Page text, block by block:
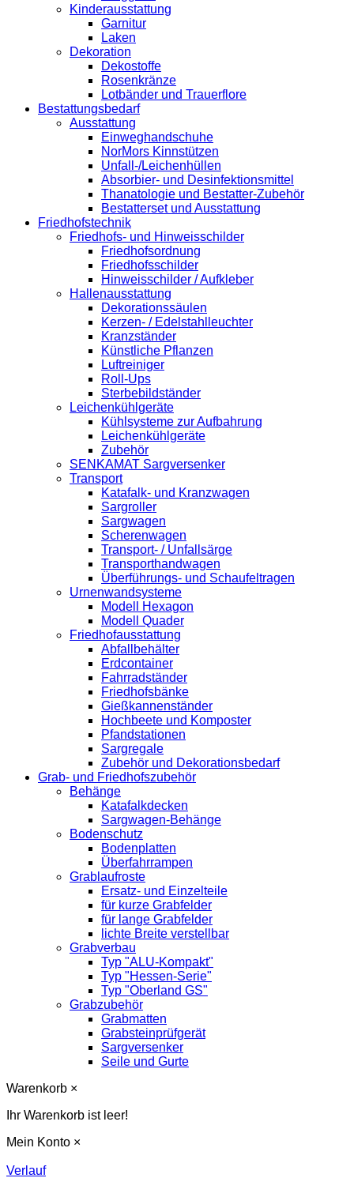
Kinderausstattung
Garnitur
Laken
Dekoration
Dekostoffe
Rosenkränze
Lotbänder und Trauerflore
Bestattungsbedarf
Ausstattung
Einweghandschuhe
NorMors Kinnstützen
Unfall-/Leichenhüllen
Absorbier- und Desinfektionsmittel
Thanatologie und Bestatter-Zubehör
Bestatterset und Ausstattung
Friedhofstechnik
Friedhofs- und Hinweisschilder
Friedhofsordnung
Friedhofsschilder
Hinweisschilder / Aufkleber
Hallenausstattung
Dekorationssäulen
Kerzen- / Edelstahlleuchter
Kranzständer
Künstliche Pflanzen
Luftreiniger
Roll-Ups
Sterbebildständer
Leichenkühlgeräte
Kühlsysteme zur Aufbahrung
Leichenkühlgeräte
Zubehör
SENKAMAT Sargversenker
Transport
Katafalk- und Kranzwagen
Sargroller
Sargwagen
Scherenwagen
Transport- / Unfallsärge
Transporthandwagen
Überführungs- und Schaufeltragen
Urnenwandsysteme
Modell Hexagon
Modell Quader
Friedhofausstattung
Abfallbehälter
Erdcontainer
Fahrradständer
Friedhofsbänke
Gießkannenständer
Hochbeete und Komposter
Pfandstationen
Sargregale
Zubehör und Dekorationsbedarf
Grab- und Friedhofszubehör
Behänge
Katafalkdecken
Sargwagen-Behänge
Bodenschutz
Bodenplatten
Überfahrrampen
Grablaufroste
Ersatz- und Einzelteile
für kurze Grabfelder
für lange Grabfelder
lichte Breite verstellbar
Grabverbau
Typ "ALU-Kompakt"
Typ "Hessen-Serie"
Typ "Oberland GS"
Grabzubehör
Grabmatten
Grabsteinprüfgerät
Sargversenker
Seile und Gurte
Warenkorb ×
Ihr Warenkorb ist leer!
Mein Konto ×
Verlauf